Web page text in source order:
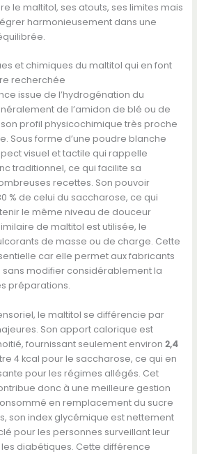
le maltitol, ses atouts, ses limites mais
harmonieusement dans une
et chimiques du maltitol qui en font
recherchée
issue de l’hydrogénation du
de l’amidon de blé ou de
profil physicochimique très proche
Sous forme d’une poudre blanche
visuel et tactile qui rappelle
traditionnel, ce qui facilite sa
recettes. Son pouvoir
% de celui du saccharose, ce qui
le même niveau de douceur
de maltitol est utilisée, le
de masse ou de charge. Cette
car elle permet aux fabricants
modifier considérablement la
préparations.
le maltitol se différencie par
Son apport calorique est
fournissant seulement environ 2,4
4 kcal pour le saccharose, ce qui en
pour les régimes allégés. Cet
donc à une meilleure gestion
en remplacement du sucre
son index glycémique est nettement
pour les personnes surveillant leur
diabétiques. Cette différence